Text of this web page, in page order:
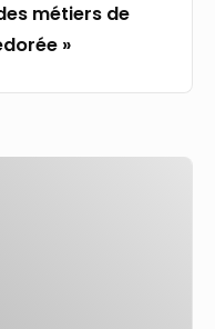
métiers de
»